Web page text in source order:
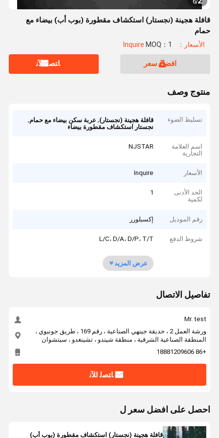
قافلة هجينة (نجستار) استكشاف مقطورة (بوب أب) بيضاء مع
حمام
الأسعار：Inquire MOQ：1
افضل سعر ﺎﺘﺼﻟ ﺍﻶﻧ
منتوج وصف
تسليط الضوء قافلة هجينة (نجستار), عربة سكن بيضاء مع حمام,
نجستار استكشاف مقطورة بيضاء
اسم العلامة
التجارية
NJSTAR
الأسعار Inquire
الحد الأدنى
لكمية
1
رقم الموديل إكسبلورر
شروط الدفع L/C، D/A، D/P، T/T
عرض المزيد
تفاصيل الاتصال
Mr. test
ورشة العمل 2 ، حديقة جينهي الصناعية ، رقم 169 ، طريق جونيوي ،
المنطقة الصناعية الشرقية ، منطقة شيندو ، تشينغدو ، سيتشوان
+86 18881209606
ﺎﺘﺼﻟ ﺍﻶﻧ
احصل على افضل سعر ل
قافلة هجينة (نجستار) استكشاف مقطورة (بوب أب)